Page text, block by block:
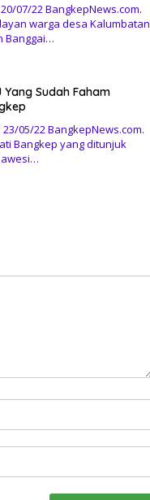
07/22 BangkepNews.com.
warga desa Kalumbatan
Banggai…
Sudah Faham
05/22 BangkepNews.com.
Bangkep yang ditunjuk